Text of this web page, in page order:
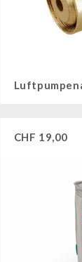
CHF 19,00